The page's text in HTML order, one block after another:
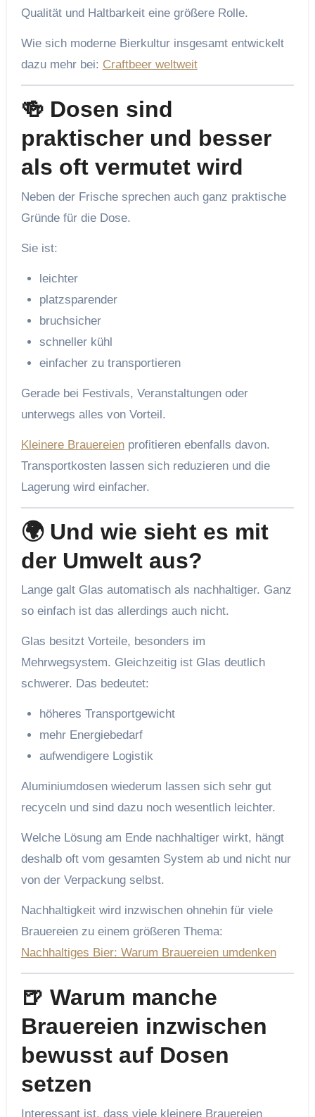
Qualität und Haltbarkeit eine größere Rolle.
Wie sich moderne Bierkultur insgesamt entwickelt
dazu mehr bei: Craftbeer weltweit
🍻 Dosen sind
praktischer und besser
als oft vermutet wird
Neben der Frische sprechen auch ganz praktische
Gründe für die Dose.
Sie ist:
leichter
platzsparender
bruchsicher
schneller kühl
einfacher zu transportieren
Gerade bei Festivals, Veranstaltungen oder
unterwegs alles von Vorteil.
Kleinere Brauereienprofitieren ebenfalls davon.
Transportkosten lassen sich reduzieren und die
Lagerung wird einfacher.
🌍 Und wie sieht es mit
der Umwelt aus?
Lange galt Glas automatisch als nachhaltiger. Ganz
so einfach ist das allerdings auch nicht.
Glas besitzt Vorteile, besonders im
Mehrwegsystem. Gleichzeitig ist Glas deutlich
schwerer. Das bedeutet:
höheres Transportgewicht
mehr Energiebedarf
aufwendigere Logistik
Aluminiumdosen wiederum lassen sich sehr gut
recyceln und sind dazu noch wesentlich leichter.
Welche Lösung am Ende nachhaltiger wirkt, hängt
deshalb oft vom gesamten System ab und nicht nur
von der Verpackung selbst.
Nachhaltigkeit wird inzwischen ohnehin für viele
Brauereien zu einem größeren Thema:
Nachhaltiges Bier: Warum Brauereien umdenken
🍺 Warum manche
Brauereien inzwischen
bewusst auf Dosen
setzen
Interessant ist, dass viele kleinere Brauereien